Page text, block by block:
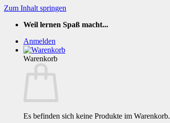
Zum Inhalt springen
Weil lernen Spaß macht...
Anmelden
Warenkorb
Es befinden sich keine Produkte im Warenkorb.